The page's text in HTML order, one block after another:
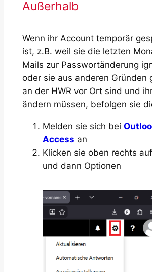
Außerhalb
Wenn ihr Account temporär
ist, z.B. weil sie die letzten
Mails zur Passwortänderung
oder sie aus anderen Gründen
an der HWR vor Ort sind und
ändern müssen, befolgen sie
Melden sie sich bei
Access an
Klicken sie oben rechts
und dann Optionen